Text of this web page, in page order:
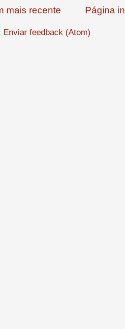
mais recente Página
Enviar feedback (Atom)